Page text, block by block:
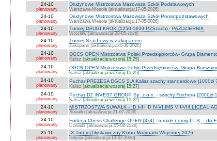
24-10
planowany
Drużynowe Mistrzostwa Mazowsza Szkół Podstawowych
Warszawa-Wesoła [aktualizacja:17-05-2026]
24-10
planowany
Drużynowe Mistrzostwa Mazowsza Szkół Ponadpodstawowych
Warszawa Wesoła [aktualizacja:17-05-2026]
24-10
planowany
Turniej DRUGI KROK (1250-1600 PZSzach) - PAŹDZIERNIK
Wrocław [aktualizacja:28-05-2026]
24-10
planowany
Turniej Szachowy w Zakopanem
Zakopane [aktualizacja:20-06-2026]
24-10
planowany
DGCS OPEN Mistrzostwa Polski Przedsiębiorców- Grupa
Kalisz [aktualizacja:wczoraj 15:25]
24-10
planowany
DGCS OPEN Mistrzostwa Polski Przedsiębiorców- Grupa
Kalisz [aktualizacja:wczoraj 15:25]
24-10
planowany
Puchar PREZESA DGCS S.A Kalisz szachy standardowe (1000zł
Kalisz [aktualizacja:wczoraj 15:27]
24-10
planowany
Puchar D2 INVEST GROUP Sp. z o.o. - szachy Fischera (2000zł
Kalisz [aktualizacja:wczoraj 15:22]
24-10
planowany
MISTRZOSTWA SUWAŁK - ID I-III ID IV-VI IMS VII-VIII
Suwałki [aktualizacja:21-07-2026]
24-10
planowany
Forteca Chess Challenge OPEN (3z4) - o małe normy II I K. - do
Czeladź [aktualizacja:05-08-2026]
25-10
planowany
IX Turniej błyskawiczny Klubu Marynarki Wojennej 2026
Gdynia [aktualizacja:13-02-2026]